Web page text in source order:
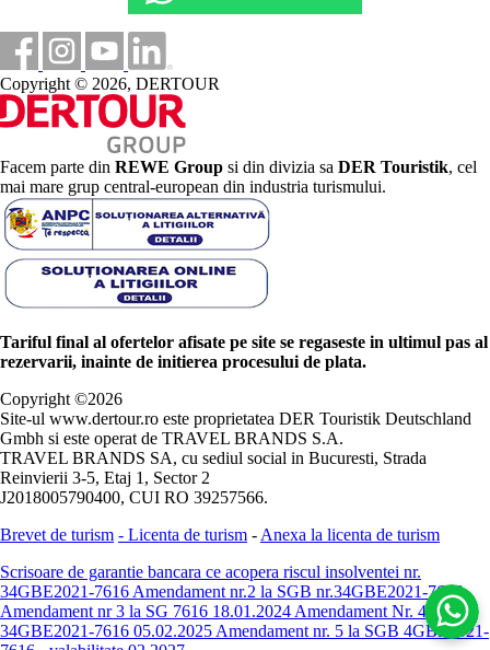
Copyright © 2026, DERTOUR
Facem parte din REWE Group si din divizia sa DER Touristik, cel
mai mare grup central-european din industria turismului.
Tariful final al ofertelor afisate pe site se regaseste in ultimul pas al
rezervarii, inainte de initierea procesului de plata.
Copyright ©2026
Site-ul www.dertour.ro este proprietatea DER Touristik Deutschland
Gmbh si este operat de TRAVEL BRANDS S.A.
TRAVEL BRANDS SA, cu sediul social in Bucuresti, Strada
Reinvierii 3-5, Etaj 1, Sector 2
J2018005790400, CUI RO 39257566.
Brevet de turism - Licenta de turism - Anexa la licenta de turism
Scrisoare de garantie bancara ce acopera riscul insolventei nr.
34GBE2021-7616 Amendament nr.2 la SGB nr.34GBE2021-7616
Amendament nr 3 la SG 7616 18.01.2024 Amendament Nr. 4 -
34GBE2021-7616 05.02.2025 Amendament nr. 5 la SGB 4GBE2021-